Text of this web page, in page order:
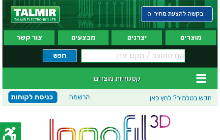
בקשה להצעת מחיר 0
מוצרים יצרנים מבצעים צור קשר
קטגוריות מוצרים
חדש בטלמיר? לחץ כאן כניסת לקוחות הרשמה